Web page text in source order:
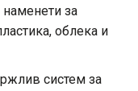
наменети за
облека и
систем за